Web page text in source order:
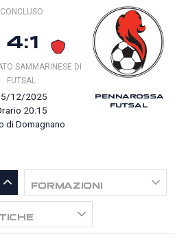
CONCLUSO
4:1
SAMMARINESE DI
FUTSAL
12/2025
20:15
di Domagnano
FORMAZIONI